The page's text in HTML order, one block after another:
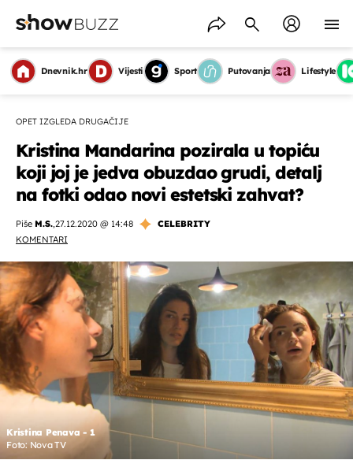
Dnevnik.hr Vijesti Sport Putovanja Lifestyle
OPET IZGLEDA DRUGAČIJE
Kristina Mandarina pozirala u topiću
koji joj je jedva obuzdao grudi, detalj
na fotki odao novi estetski zahvat?
Piše M.S.,27.12.2020 @ 14:48
CELEBRITY
KOMENTARI
Kristina Penava - 1
Foto: Nova TV
OMOGUĆI OBAVIJESTI